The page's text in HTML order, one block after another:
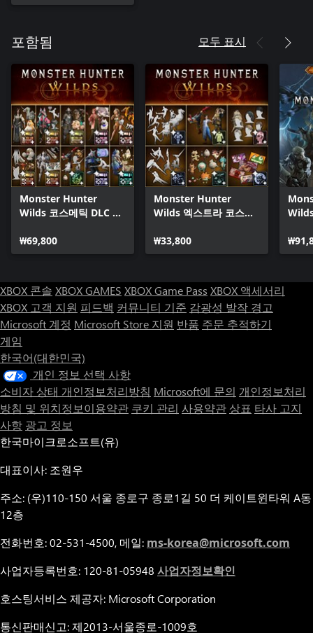
포함됨 모두 표시
Monster Hunter
Wilds 코스메틱 DLC 콜
₩69,800
Monster Hunter
Wilds 엑스트라 코스메
₩33,800
XBOX 콘솔 XBOX GAMES XBOX Game Pass XBOX 액세서리
XBOX 고객 지원 피드백 커뮤니티 기준 감광성 발작 경고
Microsoft 계정 Microsoft Store 지원 반품 주문 추적하기
게임
한국어(대한민국)
개인 정보 선택 사항
소비자 상태 개인정보처리방침 Microsoft에 문의 개인정보처리
방침 및 위치정보이용약관 쿠키 관리 사용약관 상표 타사 고지
사항 광고 정보
한국마이크로소프트(유)
대표이사: 조원우
주소: (우)110-150 서울 종로구 종로1길 50 더 케이트윈타워 A동
12층
전화번호: 02-531-4500, 메일: ms-korea@microsoft.com
사업자등록번호: 120-81-05948 사업자정보확인
호스팅서비스 제공자: Microsoft Corporation
통신판매신고: 제2013-서울종로-1009호